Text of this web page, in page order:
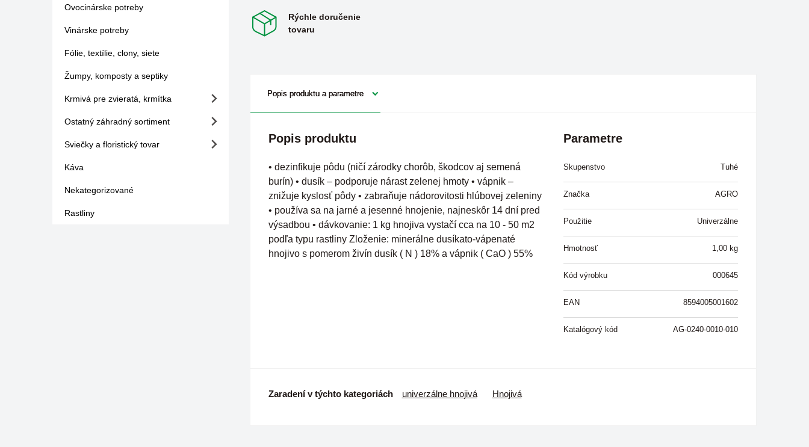
Ovocinárske potreby
Vinárske potreby
Fólie, textílie, clony, siete
Žumpy, komposty a septiky
Krmivá pre zvieratá, krmítka
Ostatný záhradný sortiment
Sviečky a floristický tovar
Káva
Nekategorizované
Rastliny
Rýchle doručenie
tovaru
Popis produktu a parametre
Popis produktu
• dezinfikuje pôdu (ničí zárodky chorôb, škodcov aj semená
burín) • dusík – podporuje nárast zelenej hmoty • vápnik –
znižuje kyslosť pôdy • zabraňuje nádorovitosti hlúbovej zeleniny
• používa sa na jarné a jesenné hnojenie, najneskôr 14 dní pred
výsadbou • dávkovanie: 1 kg hnojiva vystačí cca na 10 - 50 m2
podľa typu rastliny Zloženie: minerálne dusíkato-vápenaté
hnojivo s pomerom živín dusík ( N ) 18% a vápnik ( CaO ) 55%
Parametre
Skupenstvo Tuhé
Značka AGRO
Použitie Univerzálne
Hmotnosť 1,00 kg
Kód výrobku 000645
EAN 8594005001602
Katalógový kód AG-0240-0010-010
Zaradení v týchto kategoriách univerzálne hnojivá Hnojivá